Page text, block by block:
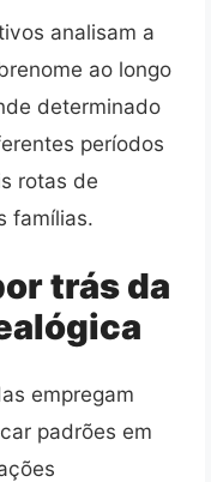
analisam a
ao longo
determinado
períodos
rotas de
famílias.
trás da
empregam
padrões em